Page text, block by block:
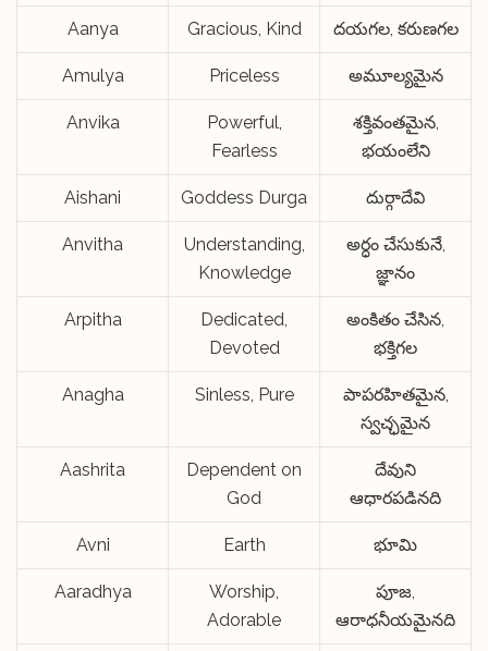
Aanya Gracious, Kind దయగల, కరుణగల
Amulya Priceless అమూల్యమైన
Anvika
Powerful,
Fearless
శక్తివంతమైన,
భయంలేని
Aishani Goddess Durga దుర్గాదేవి
Anvitha
Understanding,
Knowledge
అర్ధం చేసుకునే,
జ్ఞానం
Arpitha
Dedicated,
Devoted
అంకితం చేసిన,
భక్తిగల
Anagha Sinless, Pure
పాపరహితమైన,
స్వచ్ఛమైన
Aashrita
Dependent on
God
దేవుని
ఆధారపడినది
Avni Earth భూమి
Aaradhya
Worship,
Adorable
పూజ,
ఆరాధనీయమైనది